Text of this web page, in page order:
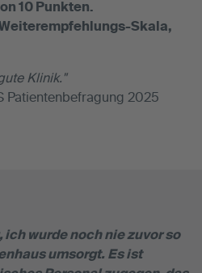
10 Punkten.
Skala,
Klinik."
Patientenbefragung 2025
wurde noch nie zuvor so
umsorgt. Es ist